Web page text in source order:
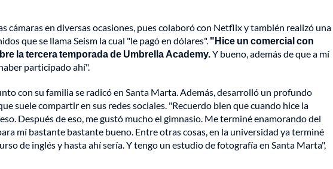
cámaras en diversas ocasiones, pues colaboró con Netflix y también realizó una
que se llama Seism la cual "le pagó en dólares". "Hice un comercial con
la tercera temporada de Umbrella Academy.Y bueno, además de que a mí
participado ahí".
con su familia se radicó en Santa Marta. Además, desarrolló un profundo
suele compartir en sus redes sociales. "Recuerdo bien que cuando hice la
Después de eso, me gustó mucho el gimnasio. Me terminé enamorando del
mí bastante bastante bueno. Entre otras cosas, en la universidad ya terminé
de inglés y hasta ahí sería. Y tengo un estudio de fotografía en Santa Marta",